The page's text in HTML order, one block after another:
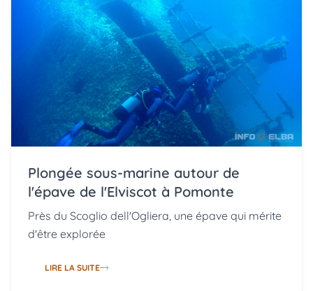
Plongée sous-marine autour de
l'épave de l'Elviscot à Pomonte
Près du Scoglio dell'Ogliera, une épave qui mérite
d'être explorée
LIRE LA SUITE